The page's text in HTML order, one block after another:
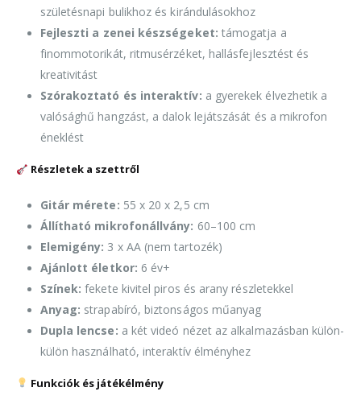
születésnapi bulikhoz és kirándulásokhoz
Fejleszti a zenei készségeket: támogatja a
finommotorikát, ritmusérzéket, hallásfejlesztést és
kreativitást
Szórakoztató és interaktív: a gyerekek élvezhetik a
valósághű hangzást, a dalok lejátszását és a mikrofon
éneklést
Részletek a szettről
Gitár mérete: 55 x 20 x 2,5 cm
Állítható mikrofonállvány: 60–100 cm
Elemigény: 3 x AA (nem tartozék)
Ajánlott életkor: 6 év+
Színek: fekete kivitel piros és arany részletekkel
Anyag: strapabíró, biztonságos műanyag
Dupla lencse: a két videó nézet az alkalmazásban külön-
külön használható, interaktív élményhez
Funkciók és játékélmény